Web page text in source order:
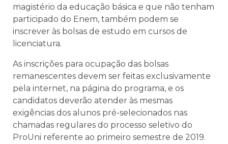
magistério da educação básica e que não tenham
participado do Enem, também podem se
inscrever às bolsas de estudo em cursos de
licenciatura.
As inscrições para ocupação das bolsas
remanescentes devem ser feitas exclusivamente
pela internet, na página do programa, e os
candidatos deverão atender às mesmas
exigências dos alunos pré-selecionados nas
chamadas regulares do processo seletivo do
ProUni referente ao primeiro semestre de 2019.